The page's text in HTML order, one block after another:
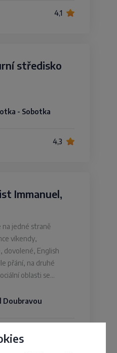
4,1
středisko
- Sobotka
4,3
Immanuel,
na jedné straně
víkendy,
dovolené, English
přání, na druhé
oblasti se…
Doubravou